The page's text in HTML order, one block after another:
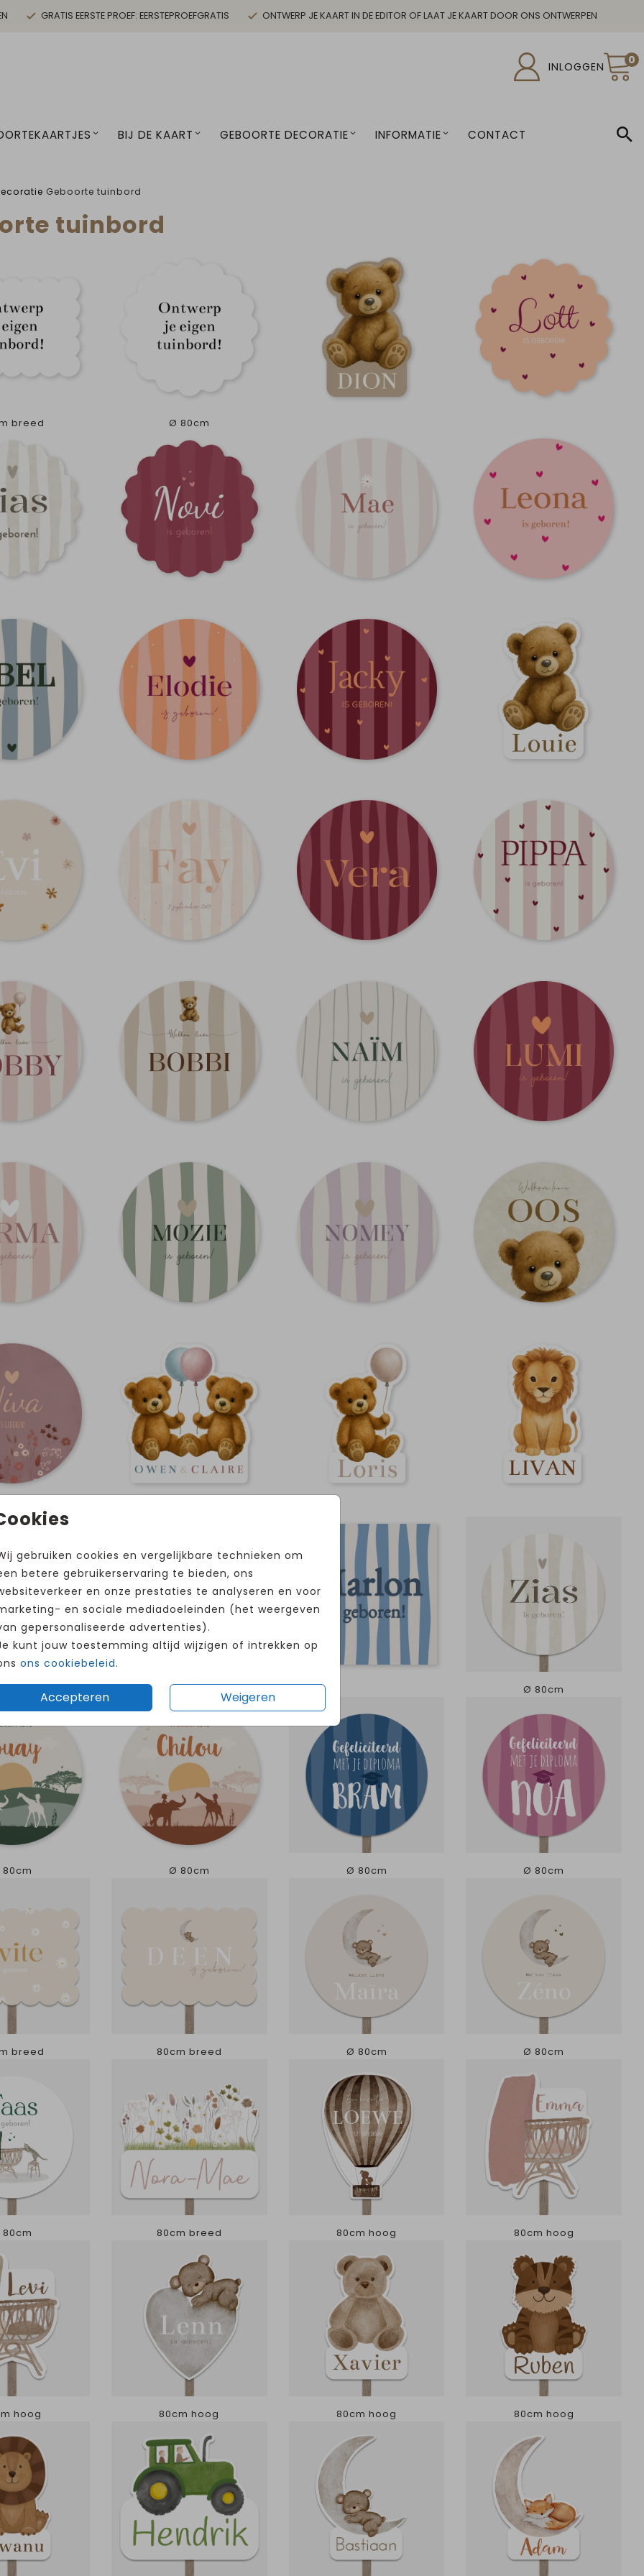
GRATIS EERSTE PROEF: EERSTEPROEFGRATIS ONTWERP JE KAART IN DE EDITOR OF LAAT JE KAART DOOR ONS ONTWERPEN
INLOGGEN 0
BIJ DE KAART GEBOORTE DECORATIE INFORMATIE CONTACT
gebruiken cookies en vergelijkbare technieken om
betere gebruikerservaring te bieden, ons
en onze prestaties te analyseren en voor
en sociale mediadoeleinden (het weergeven
gepersonaliseerde advertenties).
kunt jouw toestemming altijd wijzigen of intrekken op
ons cookiebeleid.
Accepteren Weigeren
Geboorte tuinbord
tuinbord
breed Ø 80cm
Ø 80cm
Ø 80cm Ø 80cm Ø 80cm
breed 80cm breed Ø 80cm Ø 80cm
80cm breed 80cm hoog 80cm hoog
hoog 80cm hoog 80cm hoog 80cm hoog